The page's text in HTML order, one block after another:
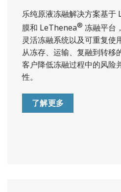
乐纯原液冻融解决方案基于
膜和 LeThenea® 冻融平台
灵活冻融系统以及可重复使
从冻存、运输、复融到转移
客户降低冻融过程中的风险
性。
了解更多